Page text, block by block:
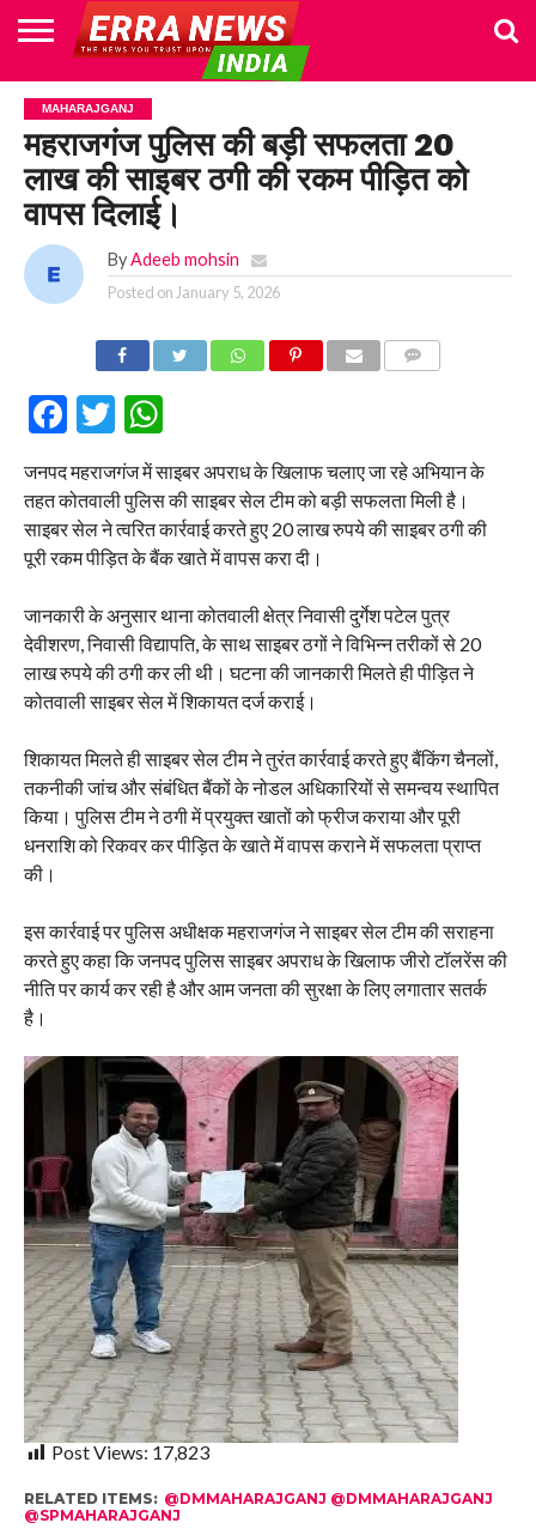
HOME
POLITICS
NEWS
BUSINESS
CULTURE
NATIONAL
SPORTS
LIFESTYLE
TRAVEL
OPINION
BREAKING
NEWS
ENTERTAINMENT
WORLD
CRIME
JOIN
US
MAHARAJGANJ
महराजगंज पुलिस की बड़ी सफलता 20
लाख की साइबर ठगी की रकम पीड़ित को
वापस दिलाई।
By Adeeb mohsin
Posted on January 5, 2026
Facebook
Twitter
WhatsApp
जनपद महराजगंज में साइबर अपराध के खिलाफ चलाए जा रहे अभियान के
तहत कोतवाली पुलिस की साइबर सेल टीम को बड़ी सफलता मिली है।
साइबर सेल ने त्वरित कार्रवाई करते हुए 20 लाख रुपये की साइबर ठगी की
पूरी रकम पीड़ित के बैंक खाते में वापस करा दी।
जानकारी के अनुसार थाना कोतवाली क्षेत्र निवासी दुर्गेश पटेल पुत्र
देवीशरण, निवासी विद्यापति, के साथ साइबर ठगों ने विभिन्न तरीकों से 20
लाख रुपये की ठगी कर ली थी। घटना की जानकारी मिलते ही पीड़ित ने
कोतवाली साइबर सेल में शिकायत दर्ज कराई।
शिकायत मिलते ही साइबर सेल टीम ने तुरंत कार्रवाई करते हुए बैंकिंग चैनलों,
तकनीकी जांच और संबंधित बैंकों के नोडल अधिकारियों से समन्वय स्थापित
किया। पुलिस टीम ने ठगी में प्रयुक्त खातों को फ्रीज कराया और पूरी
धनराशि को रिकवर कर पीड़ित के खाते में वापस कराने में सफलता प्राप्त
की।
इस कार्रवाई पर पुलिस अधीक्षक महराजगंज ने साइबर सेल टीम की सराहना
करते हुए कहा कि जनपद पुलिस साइबर अपराध के खिलाफ जीरो टॉलरेंस की
नीति पर कार्य कर रही है और आम जनता की सुरक्षा के लिए लगातार सतर्क
है।
Post Views: 17,823
RELATED ITEMS: @DMMAHARAJGANJ @DMMAHARAJGANJ
@SPMAHARAJGANJ